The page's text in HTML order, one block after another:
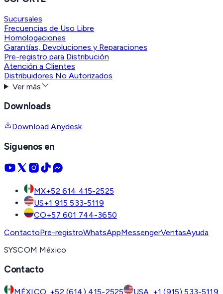
Sucursales
Frecuencias de Uso Libre
Homologaciones
Garantías, Devoluciones y Reparaciones
Pre-registro para Distribución
Atención a Clientes
Distribuidores No Autorizados
Ver más
Downloads
Download Anydesk
Síguenos en
MX+52 614 415-2525
US+1 915 533-5119
CO+57 601 744-3650
ContactoPre-registroWhatsAppMessengerVentasAyuda
SYSCOM México
Contacto
MÉXICO: +52 (614) 415-2525 USA: +1 (915) 533-5119